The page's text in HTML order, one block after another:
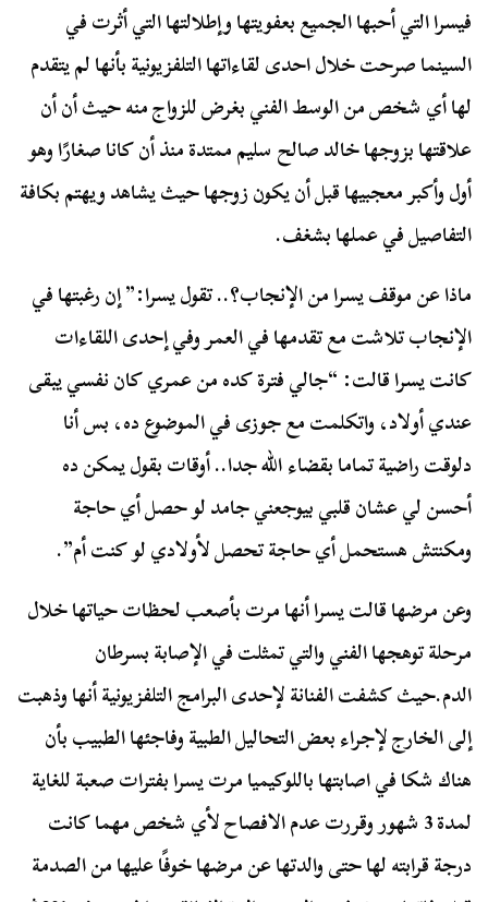
فيسرا التي أحبها الجميع بعفويتها وإطلالتها التي أثرت في
السينما صرحت خلال احدى لقاءاتها التلفزيونية بأنها لم يتقدم
لها أي شخص من الوسط الفني بغرض للزواج منه حيث أن أن
علاقتها بزوجها خالد صالح سليم ممتدة منذ أن كانا صغارًا وهو
أول وأكبر معجبيها قبل أن يكون زوجها حيث يشاهد ويهتم بكافة
التفاصيل في عملها بشغف.
ماذا عن موقف يسرا من الإنجاب؟.. تقول يسرا:” إن رغبتها في
الإنجاب تلاشت مع تقدمها في العمر وفي إحدى اللقاءات
كانت يسرا قالت: “جالي فترة كده من عمري كان نفسي يبقى
عندي أولاد، واتكلمت مع جوزى في الموضوع ده، بس أنا
دلوقت راضية تماما بقضاء الله جدا.. أوقات بقول يمكن ده
أحسن لي عشان قلبي بيوجعني جامد لو حصل أي حاجة
ومكنتش هستحمل أي حاجة تحصل لأولادي لو كنت أم”.
وعن مرضها قالت يسرا أنها مرت بأصعب لحظات حياتها خلال
مرحلة توهجها الفني والتي تمثلت في الإصابة بسرطان
الدم.حيث كشفت الفنانة لإحدى البرامج التلفزيونية أنها وذهبت
إلى الخارج لإجراء بعض التحاليل الطبية وفاجئها الطبيب بأن
هناك شكا في اصابتها باللوكيميا مرت يسرا بفترات صعبة للغاية
لمدة 3 شهور وقررت عدم الافصاح لأي شخص مهما كانت
درجة قرابته لها حتى والدتها عن مرضها خوفًا عليها من الصدمة